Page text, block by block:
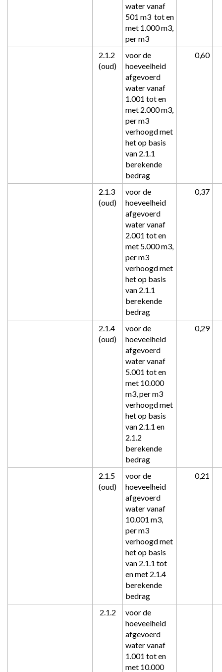
water vanaf
501 m3  tot en
met 1.000 m3,
per m3
2.1.2
(oud)
voor de
hoeveelheid
afgevoerd
water vanaf
1.001 tot en
met 2.000 m3,
per m3
verhoogd met
het op basis
van 2.1.1
berekende
bedrag
0,60
2.1.3
(oud)
voor de
hoeveelheid
afgevoerd
water vanaf
2.001 tot en
met 5.000 m3,
per m3
verhoogd met
het op basis
van 2.1.1
berekende
bedrag
0,37
2.1.4
(oud)
voor de
hoeveelheid
afgevoerd
water vanaf
5.001 tot en
met 10.000
m3, per m3
verhoogd met
het op basis
van 2.1.1 en
2.1.2
berekende
bedrag
0,29
2.1.5
(oud)
voor de
hoeveelheid
afgevoerd
water vanaf
10.001 m3,
per m3
verhoogd met
het op basis
van 2.1.1 tot
en met 2.1.4
berekende
bedrag
0,21
2.1.2
voor de
hoeveelheid
afgevoerd
water vanaf
1.001 tot en
met 10.000